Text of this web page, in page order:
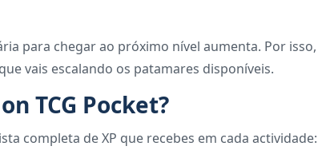
para chegar ao próximo nível aumenta. Por isso,
vais escalando os patamares disponíveis.
TCG Pocket?
completa de XP que recebes em cada actividade: